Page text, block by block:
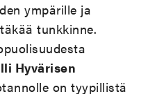
ympärille ja
tunkkinne.
Hyvärisen
on tyypillistä